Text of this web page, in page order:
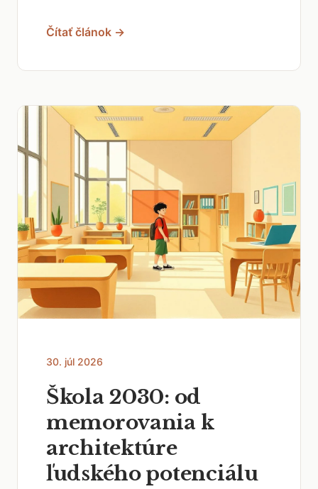
Čítať článok →
30. júl 2026
Škola 2030: od
memorovania k
architektúre
ľudského potenciálu